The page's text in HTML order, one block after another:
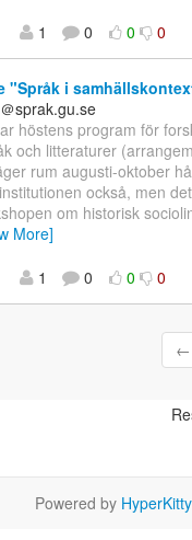
1
0 0 0
"Språk i
sprak.gu.se
höstens program för
och litteraturer
rum augusti-oktober
också, men
om historisk
More]
1
0 0 0
←
Powered by HyperKitty